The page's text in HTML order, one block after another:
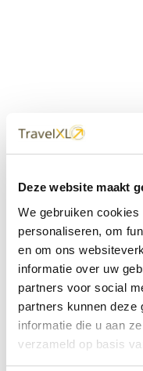
Deze website maakt
We gebruiken
personaliseren, om
en om ons
informatie over uw
partners voor social
partners kunnen deze
informatie die u aan
verzameld op basis
dichtbij
Met 60+
met onze XL
TravelXL@Home en
klaar.
• Ontzorgen van A-Z
Bespaar tijd en stress
TravelXL